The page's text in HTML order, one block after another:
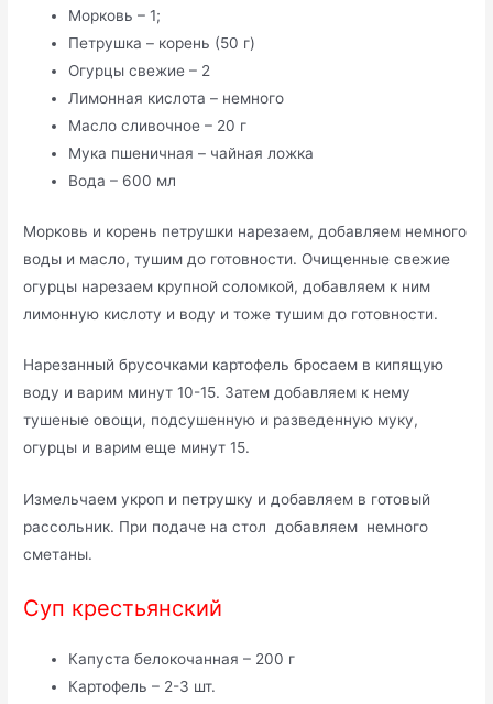
Морковь – 1;
Петрушка – корень (50 г)
Огурцы свежие – 2
Лимонная кислота – немного
Масло сливочное – 20 г
Мука пшеничная – чайная ложка
Вода – 600 мл
Морковь и корень петрушки нарезаем, добавляем немного
воды и масло, тушим до готовности. Очищенные свежие
огурцы нарезаем крупной соломкой, добавляем к ним
лимонную кислоту и воду и тоже тушим до готовности.
Нарезанный брусочками картофель бросаем в кипящую
воду и варим минут 10-15. Затем добавляем к нему
тушеные овощи, подсушенную и разведенную муку,
огурцы и варим еще минут 15.
Измельчаем укроп и петрушку и добавляем в готовый
рассольник. При подаче на стол добавляем немного
сметаны.
Суп крестьянский
Капуста белокочанная – 200 г
Картофель – 2-3 шт.